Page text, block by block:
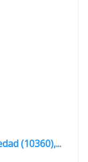
(10360),...